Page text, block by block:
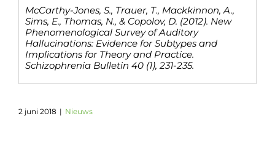
McCarthy-Jones, S., Trauer, T., Mackkinnon, A.,
Sims, E., Thomas, N., & Copolov, D. (2012). New
Phenomenological Survey of Auditory
Hallucinations: Evidence for Subtypes and
Implications for Theory and Practice.
Schizophrenia Bulletin 40 (1), 231-235.
2 juni 2018 | Nieuws